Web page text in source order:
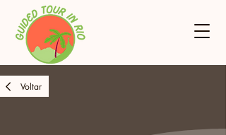
Voltar